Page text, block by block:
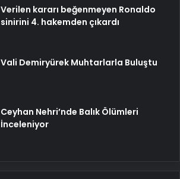
Verilen kararı beğenmeyen Ronaldo
sinirini 4. hakemden çıkardı
Vali Demiryürek Muhtarlarla Buluştu
Ceyhan Nehri’nde Balık Ölümleri
İnceleniyor